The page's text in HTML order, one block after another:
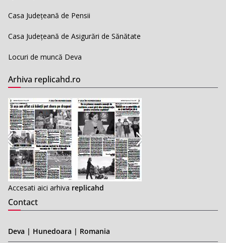
Casa Județeană de Pensii
Casa Județeană de Asigurări de Sănătate
Locuri de muncă Deva
Arhiva replicahd.ro
Accesati aici arhiva replicahd
Contact
Deva | Hunedoara | Romania